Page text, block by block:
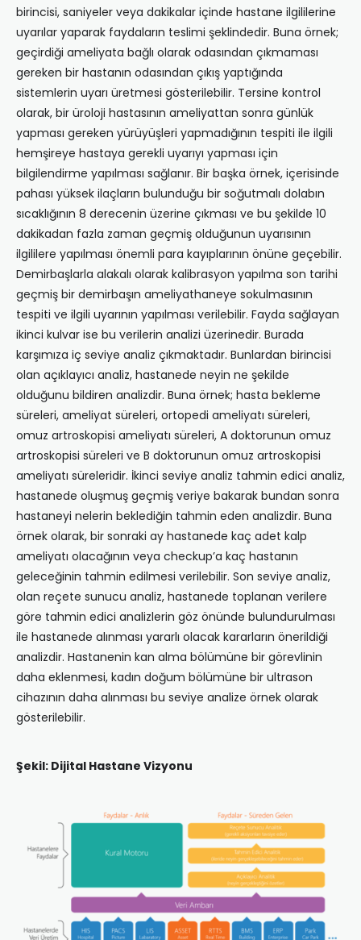
birincisi, saniyeler veya dakikalar içinde hastane ilgililerine
uyarılar yaparak faydaların teslimi şeklindedir. Buna örnek;
geçirdiği ameliyata bağlı olarak odasından çıkmaması
gereken bir hastanın odasından çıkış yaptığında
sistemlerin uyarı üretmesi gösterilebilir. Tersine kontrol
olarak, bir üroloji hastasının ameliyattan sonra günlük
yapması gereken yürüyüşleri yapmadığının tespiti ile ilgili
hemşireye hastaya gerekli uyarıyı yapması için
bilgilendirme yapılması sağlanır. Bir başka örnek, içerisinde
pahası yüksek ilaçların bulunduğu bir soğutmalı dolabın
sıcaklığının 8 derecenin üzerine çıkması ve bu şekilde 10
dakikadan fazla zaman geçmiş olduğunun uyarısının
ilgililere yapılması önemli para kayıplarının önüne geçebilir.
Demirbaşlarla alakalı olarak kalibrasyon yapılma son tarihi
geçmiş bir demirbaşın ameliyathaneye sokulmasının
tespiti ve ilgili uyarının yapılması verilebilir. Fayda sağlayan
ikinci kulvar ise bu verilerin analizi üzerinedir. Burada
karşımıza iç seviye analiz çıkmaktadır. Bunlardan birincisi
olan açıklayıcı analiz, hastanede neyin ne şekilde
olduğunu bildiren analizdir. Buna örnek; hasta bekleme
süreleri, ameliyat süreleri, ortopedi ameliyatı süreleri,
omuz artroskopisi ameliyatı süreleri, A doktorunun omuz
artroskopisi süreleri ve B doktorunun omuz artroskopisi
ameliyatı süreleridir. İkinci seviye analiz tahmin edici analiz,
hastanede oluşmuş geçmiş veriye bakarak bundan sonra
hastaneyi nelerin beklediğin tahmin eden analizdir. Buna
örnek olarak, bir sonraki ay hastanede kaç adet kalp
ameliyatı olacağının veya checkup’a kaç hastanın
geleceğinin tahmin edilmesi verilebilir. Son seviye analiz,
olan reçete sunucu analiz, hastanede toplanan verilere
göre tahmin edici analizlerin göz önünde bulundurulması
ile hastanede alınması yararlı olacak kararların önerildiği
analizdir. Hastanenin kan alma bölümüne bir görevlinin
daha eklenmesi, kadın doğum bölümüne bir ultrason
cihazının daha alınması bu seviye analize örnek olarak
gösterilebilir.
Şekil: Dijital Hastane Vizyonu